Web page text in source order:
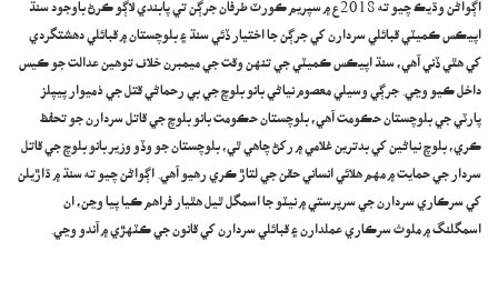
اڳواڻن وڌيڪ چيو ته 2018ع ۾ سپريم ڪورٽ طرفان جرڳن تي پابندي لاڳو ڪرڻ باوجود سنڌ
اپيڪس ڪميٽي قبائلي سردارن کي جرڳن جا اختيار ڏئي سنڌ ۽ بلوچستان ۾ قبائلي دهشتگردي
کي هٿي ڏني آهي، سنڌ اپيڪس ڪميٽي جي تنهن وقت جي ميمبرن خلاف توهين عدالت جو ڪيس
داخل ڪيو وڃي. جرڳي وسيلي معصوم نياڻي بانو بلوچ جي بي رحماڻي قتل جي ذميوار پيپلز
پارٽي جي بلوچستان حڪومت آهي، بلوچستان حڪومت بانو بلوچ جي قاتل سردارن جو تحفظ
ڪري، بلوچ نياڻين کي بدترين غلامي ۾ رکڻ چاهي ٿي، بلوچستان جو وڏو وزير بانو بلوچ جي قاتل
سردار جي حمايت ۾ مهم هلائي انساني حقن جي لتاڙ ڪري رهيو آهي. اڳواڻن چيو ته سنڌ ۾ ڌاڙيلن
کي سرڪاري سردارن جي سرپرستي ۾ نيٽو جا اسمگل ٿيل هٿيار فراهم ڪيا پيا وڃن، ان
اسمگلنگ ۾ ملوث سرڪاري عملدارن ۽ قبائلي سردارن کي قانون جي ڪٽهڙي ۾ آندو وڃي.